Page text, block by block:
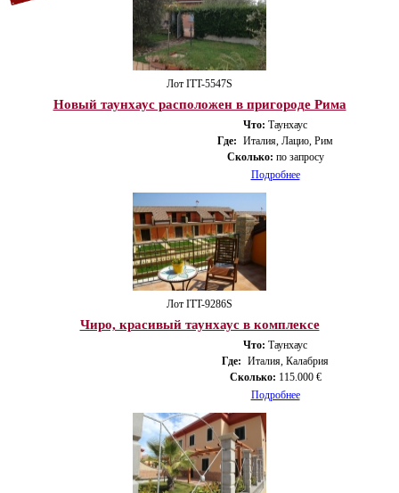
Лот ITT-5547S
Новый таунхаус расположен в пригороде Рима
Что: Таунхаус
Где: Италия, Лацио, Рим
Сколько: по запросу
Подробнее
Лот ITT-9286S
Чиро, красивый таунхаус в комплексе
Что: Таунхаус
Где: Италия, Калабрия
Сколько: 115.000 €
Подробнее